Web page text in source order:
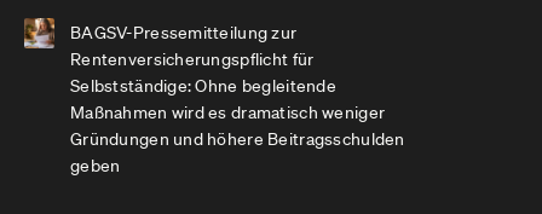
BAGSV-Pressemitteilung zur
Rentenversicherungspflicht für
Selbstständige: Ohne begleitende
Maßnahmen wird es dramatisch weniger
Gründungen und höhere Beitragsschulden
geben